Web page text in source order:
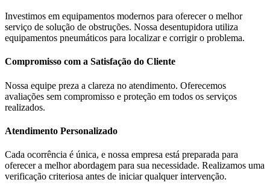
Investimos em equipamentos modernos para oferecer o melhor
serviço de solução de obstruções. Nossa desentupidora utiliza
equipamentos pneumáticos para localizar e corrigir o problema.
Compromisso com a Satisfação do Cliente
Nossa equipe preza a clareza no atendimento. Oferecemos
avaliações sem compromisso e proteção em todos os serviços
realizados.
Atendimento Personalizado
Cada ocorrência é única, e nossa empresa está preparada para
oferecer a melhor abordagem para sua necessidade. Realizamos uma
verificação criteriosa antes de iniciar qualquer intervenção.